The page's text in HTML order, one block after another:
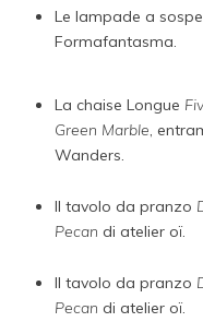
Le lampade a
Formafantasma.
La chaise Longue
Green Marble,
Wanders.
Il tavolo da pranzo
Pecan di atelier oï.
Il tavolo da pranzo
Pecan di atelier oï.